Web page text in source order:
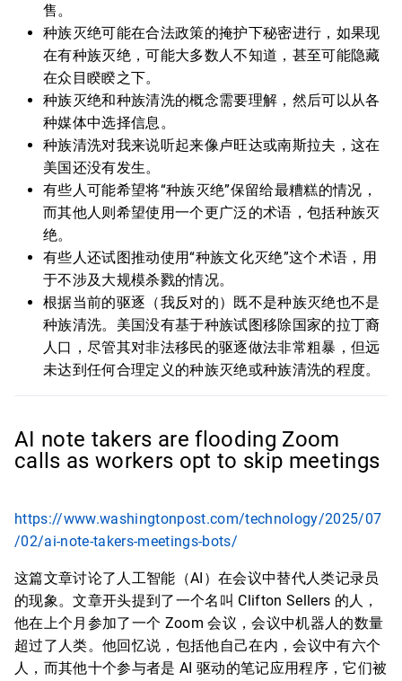
售。
种族灭绝可能在合法政策的掩护下秘密进行，如果现
在有种族灭绝，可能大多数人不知道，甚至可能隐藏
在众目睽睽之下。
种族灭绝和种族清洗的概念需要理解，然后可以从各
种媒体中选择信息。
种族清洗对我来说听起来像卢旺达或南斯拉夫，这在
美国还没有发生。
有些人可能希望将“种族灭绝”保留给最糟糕的情况，
而其他人则希望使用一个更广泛的术语，包括种族灭
绝。
有些人还试图推动使用“种族文化灭绝”这个术语，用
于不涉及大规模杀戮的情况。
根据当前的驱逐（我反对的）既不是种族灭绝也不是
种族清洗。美国没有基于种族试图移除国家的拉丁裔
人口，尽管其对非法移民的驱逐做法非常粗暴，但远
未达到任何合理定义的种族灭绝或种族清洗的程度。
AI note takers are flooding Zoom
calls as workers opt to skip meetings
https://www.washingtonpost.com/technology/2025/07
/02/ai-note-takers-meetings-bots/
这篇文章讨论了人工智能（AI）在会议中替代人类记录员
的现象。文章开头提到了一个名叫 Clifton Sellers 的人，
他在上个月参加了一个 Zoom 会议，会议中机器人的数量
超过了人类。他回忆说，包括他自己在内，会议中有六个
人，而其他十个参与者是 AI 驱动的笔记应用程序，它们被